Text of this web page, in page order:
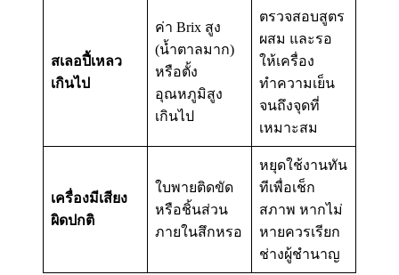
สเลอปี้เหลว
เกินไป
ค่า Brix สูง
(น้ำตาลมาก)
หรือตั้ง
อุณหภูมิสูง
เกินไป
ตรวจสอบสูตร
ผสม และรอ
ให้เครื่อง
ทำความเย็น
จนถึงจุดที่
เหมาะสม
เครื่องมีเสียง
ผิดปกติ
ใบพายติดขัด
หรือชิ้นส่วน
ภายในสึกหรอ
หยุดใช้งานทัน
ทีเพื่อเช็ก
สภาพ หากไม่
หายควรเรียก
ช่างผู้ชำนาญ